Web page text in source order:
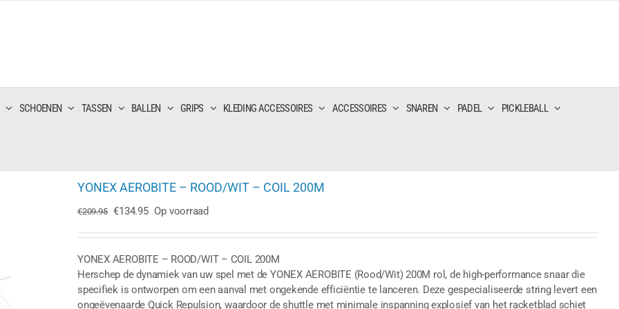
SCHOENEN TASSEN BALLEN GRIPS KLEDING ACCESSOIRES ACCESSOIRES SNAREN PADEL PICKLEBALL
YONEX AEROBITE – ROOD/WIT – COIL 200M
€209.95 Oorspronkelijke
was:
€209.95.
€134.95Huidige
is:
€134.95.
Op voorraad
YONEX AEROBITE – ROOD/WIT – COIL 200M
Herschep de dynamiek van uw spel met de YONEX AEROBITE (Rood/Wit) 200M rol, de high-performance snaar die
specifiek is ontworpen om een aanval met ongekende efficiëntie te lanceren. Deze gespecialiseerde string levert een
ongeëvenaarde Quick Repulsion, waardoor de shuttle met minimale inspanning explosief van het racketblad schiet